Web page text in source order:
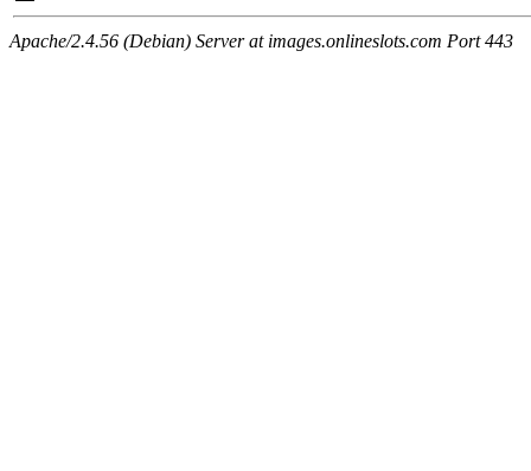
Apache/2.4.56 (Debian) Server at images.onlineslots.com Port 443